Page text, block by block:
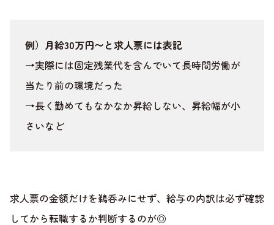
例）月給30万円〜と求人票には表記
→実際には固定残業代を含んでいて長時間労働が
当たり前の環境だった
→長く勤めてもなかなか昇給しない、昇給幅が小
さいなど
求人票の金額だけを鵜呑みにせず、給与の内訳は必ず確認
してから転職するか判断するのが◎